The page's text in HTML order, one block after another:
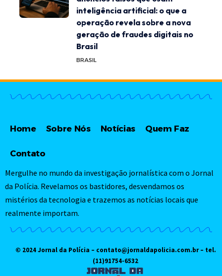
inteligência artificial: o que a
operação revela sobre a nova
geração de fraudes digitais no
Brasil
BRASIL
Home Sobre Nós Notícias Quem Faz
Contato
Mergulhe no mundo da investigação jornalística com o Jornal
da Polícia. Revelamos os bastidores, desvendamos os
mistérios da tecnologia e trazemos as notícias locais que
realmente importam.
© 2024 Jornal da Polícia – contato@jornaldapolicia.com.br– tel.
(11)91754-6532